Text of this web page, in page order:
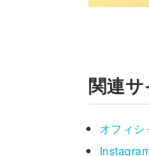
関連サ
オフィシ